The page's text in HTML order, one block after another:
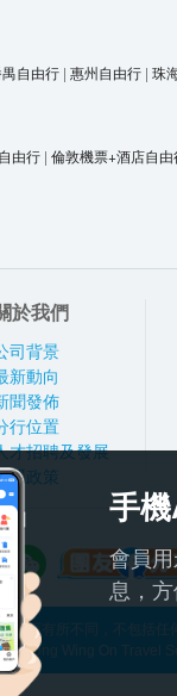
自由行 | 惠州自由行 | 珠
由行 | 倫敦機票+酒店自由
於我們
司背景
新動向
聞發佈
行位置
才招聘及發展
隱政策
期而有所不同，不包括
Kong Wing On Travel
手
會員
息，